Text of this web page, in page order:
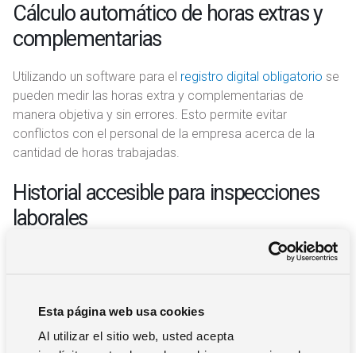
Esta página web usa cookies
Al utilizar el sitio web, usted acepta
Cálculo automático de horas extras y
complementarias
Utilizando un software para el registro digital obligatorio se
pueden medir las horas extra y complementarias de
manera objetiva y sin errores. Esto permite evitar
conflictos con el personal de la empresa acerca de la
cantidad de horas trabajadas.
Historial accesible para inspecciones
laborales
Utilizar un software de estas características permite
almacenar el historial de datos, que de acuerdo con la
a la inspección laboral consultar los datos, que estarán
clasificados y organizados de manera cómoda e intuitiva